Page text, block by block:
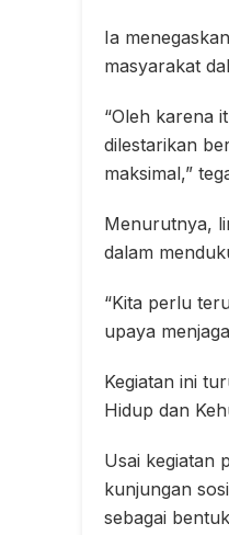
Ia
masyarakat
“Oleh karena
dilestarikan
maksimal,”
Menurutnya,
dalam
“Kita perlu
upaya
Kegiatan ini
Hidup dan
Usai kegiatan
kunjungan
sebagai